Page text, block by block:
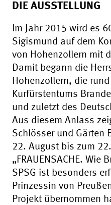
DIE AUSSTELLUNG
Im Jahr 2015 wird es
Sigismund auf dem
von Hohenzollern mit
Damit begann die
Hohenzollern, die
Kurfürstentums
und zuletzt des
Aus diesem Anlass
Schlösser und Gärten
22. August bis zum
„FRAUENSACHE. Wie
SPSG ist besonders
Prinzessin von
Projekt übernommen